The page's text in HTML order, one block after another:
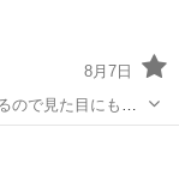
8月7日
ので見た目にもス
ておくだけでゴー